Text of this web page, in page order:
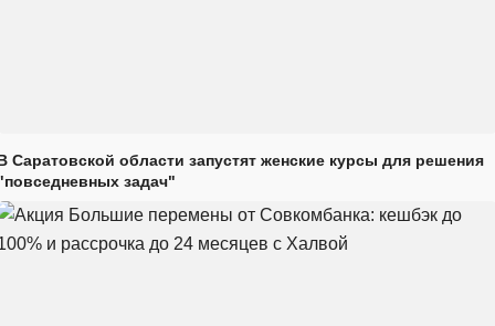
Саратовской области запустят женские курсы для решения
задач"